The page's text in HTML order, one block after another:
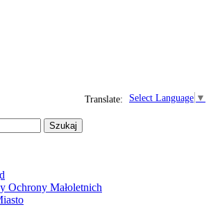
Select Language ▼
Translate:
Szukaj
Ochrony Małoletnich